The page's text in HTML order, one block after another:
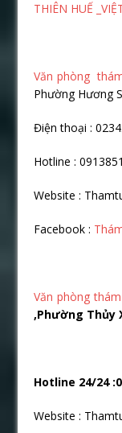
THIÊN HUẾ
Văn phòng
Phường Hương
Điện thoại :
Hotline :
Website :
Facebook :
Văn phòng
,Phường Thủy
Hotline 24/24
Website :